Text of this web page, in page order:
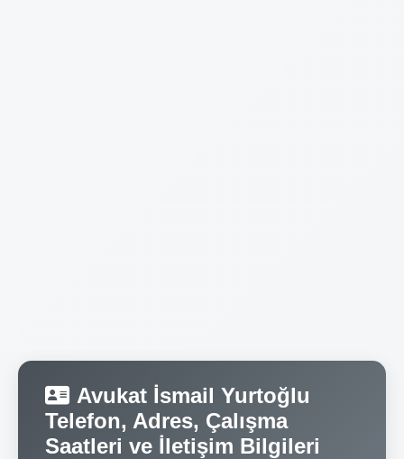
Avukat İsmail Yurtoğlu
Telefon, Adres, Çalışma
Saatleri ve İletişim Bilgileri